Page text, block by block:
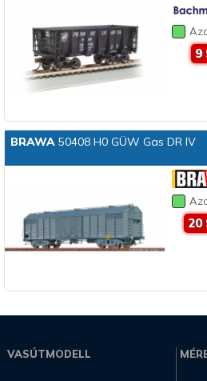
9
BRAWA50408 H0 GÜW Gas DR IV
20
VASÚTMODELL